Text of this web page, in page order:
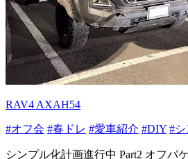
RAV4 AXAH54
#オフ会 #春ドレ #愛車紹介 #DIY #
シンプル化計画進行中 Part2 オフパ